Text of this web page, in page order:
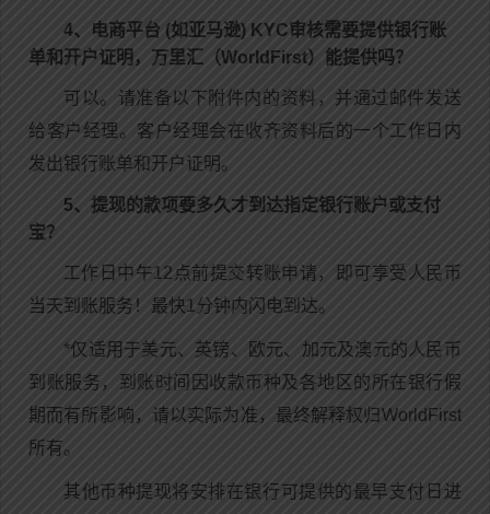
4、电商平台 (如亚马逊) KYC审核需要提供银行账
单和开户证明，万里汇（WorldFirst）能提供吗？
可以。请准备以下附件内的资料，并通过邮件发送
给客户经理。客户经理会在收齐资料后的一个工作日内
发出银行账单和开户证明。
5、提现的款项要多久才到达指定银行账户或支付
宝？
工作日中午12点前提交转账申请，即可享受人民币
当天到账服务！最快1分钟内闪电到达。
*仅适用于美元、英镑、欧元、加元及澳元的人民币
到账服务，到账时间因收款币种及各地区的所在银行假
期而有所影响，请以实际为准，最终解释权归WorldFirst
所有。
其他币种提现将安排在银行可提供的最早支付日进